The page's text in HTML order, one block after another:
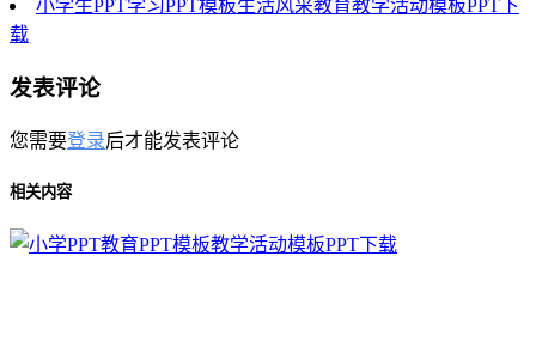
小学生PPT学习PPT模板生活风采教育教学活动模板PPT下
载
发表评论
您需要登录后才能发表评论
相关内容